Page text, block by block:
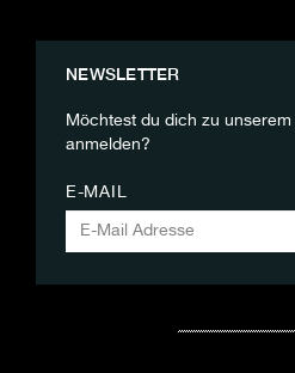
NEWSLETTER
Möchtest du dich zu unserem
anmelden?
E-MAIL